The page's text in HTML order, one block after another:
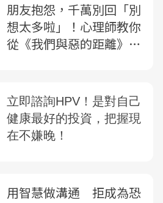
朋友抱怨，千萬別回「別
想太多啦」！心理師教你
從《我們與惡的距離》學
用智慧做溝通 拒成為恐